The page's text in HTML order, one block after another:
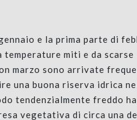
e la prima parte di
miti e da scarse
marzo sono arrivate
una buona riserva idrica
tendenzialmente freddo
vegetativa di circa una